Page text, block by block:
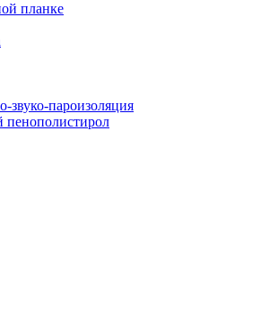
планке
звуко-пароизоляция
пенополистирол